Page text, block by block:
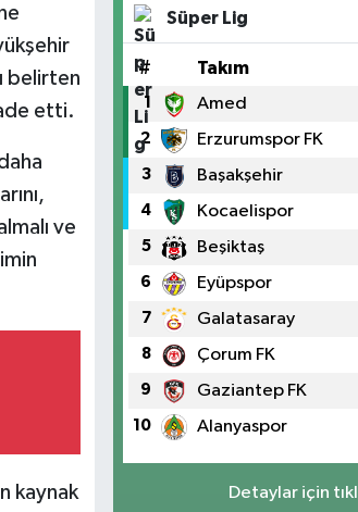
belirten
etti.
ve
kaynak
Süper Lig
# Takım
1 Amed
2 Erzurumspor FK
3 Başakşehir
4 Kocaelispor
5 Beşiktaş
6 Eyüpspor
7 Galatasaray
8 Çorum FK
9 Gaziantep FK
10 Alanyaspor
Detaylar için